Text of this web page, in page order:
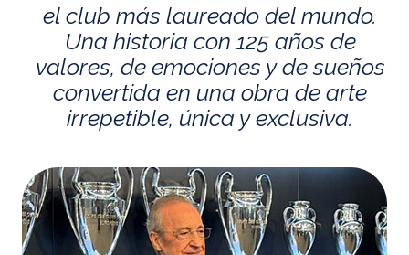
el club más laureado del mundo.
Una historia con 125 años de
valores, de emociones y de sueños
convertida en una obra de arte
irrepetible, única y exclusiva.